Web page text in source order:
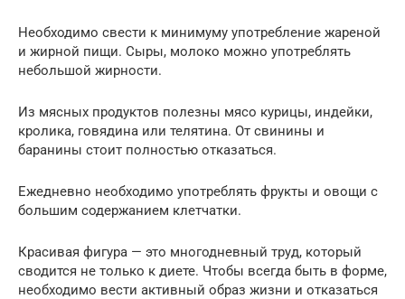
Необходимо свести к минимуму употребление жареной
и жирной пищи. Сыры, молоко можно употреблять
небольшой жирности.
Из мясных продуктов полезны мясо курицы, индейки,
кролика, говядина или телятина. От свинины и
баранины стоит полностью отказаться.
Ежедневно необходимо употреблять фрукты и овощи с
большим содержанием клетчатки.
Красивая фигура — это многодневный труд, который
сводится не только к диете. Чтобы всегда быть в форме,
необходимо вести активный образ жизни и отказаться